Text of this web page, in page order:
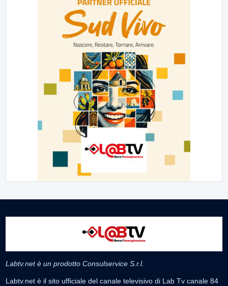
Labtv.net è un prodotto Consulservice S.r.l.
Labtv.net è il sito ufficiale del canale televisivo di Lab Tv canale 84